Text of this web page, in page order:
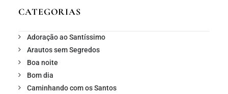
CATEGORIAS
Adoração ao Santíssimo
Arautos sem Segredos
Boa noite
Bom dia
Caminhando com os Santos